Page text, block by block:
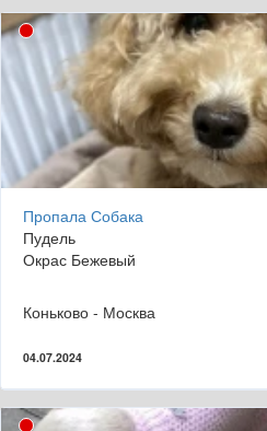
Пропала Собака
Пудель
Окрас Бежевый
Коньково - Москва
04.07.2024